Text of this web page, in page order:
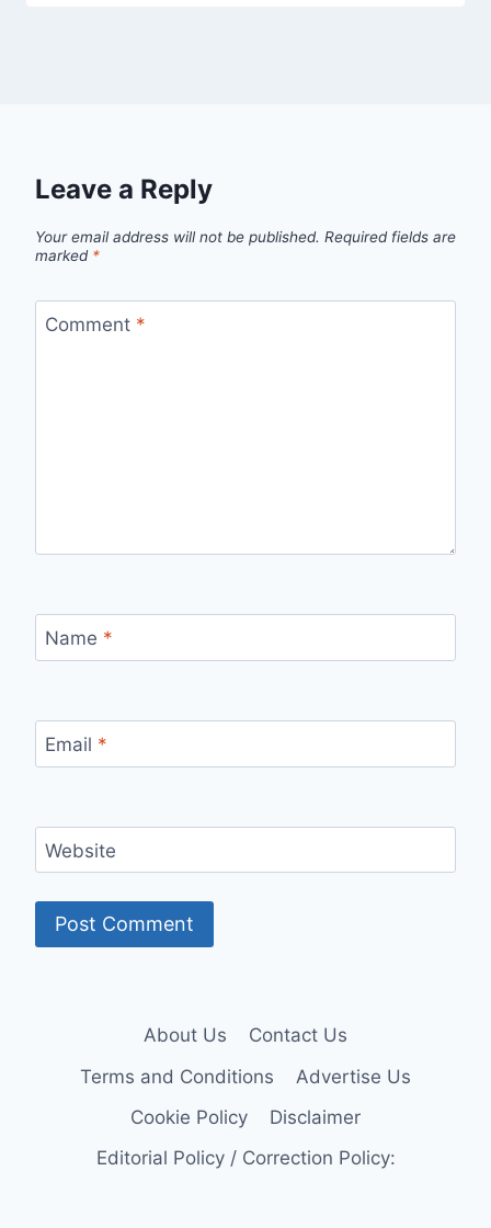
Leave a Reply
Your email address will not be published. Required fields are
marked *
Comment *
Name *
Email *
Website
About Us
Contact Us
Terms and Conditions
Advertise Us
Cookie Policy
Disclaimer
Editorial Policy / Correction Policy: